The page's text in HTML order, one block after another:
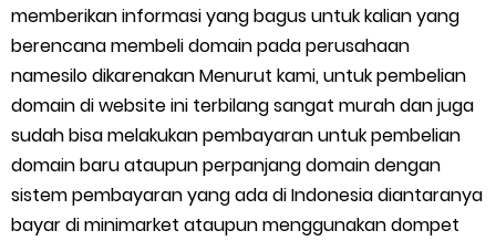
Cara Menggunakan Paket Telkomsel Mitra Gojek
5 Cara Top Up InDriver dengan Mudah
5 Biaya Potongan Shopee Food yang Perlu Kamu Ketahui
10 Cara Jitu Autobid Untuk Lala Motor dan Mobil 2023
Batas Saldo Untuk Akun Gopay Biasa dan Upgrade
memberikan informasi yang bagus untuk kalian yang
berencana membeli domain pada perusahaan
namesilo dikarenakan Menurut kami, untuk pembelian
domain di website ini terbilang sangat murah dan juga
sudah bisa melakukan pembayaran untuk pembelian
domain baru ataupun perpanjang domain dengan
sistem pembayaran yang ada di Indonesia diantaranya
bayar di minimarket ataupun menggunakan dompet